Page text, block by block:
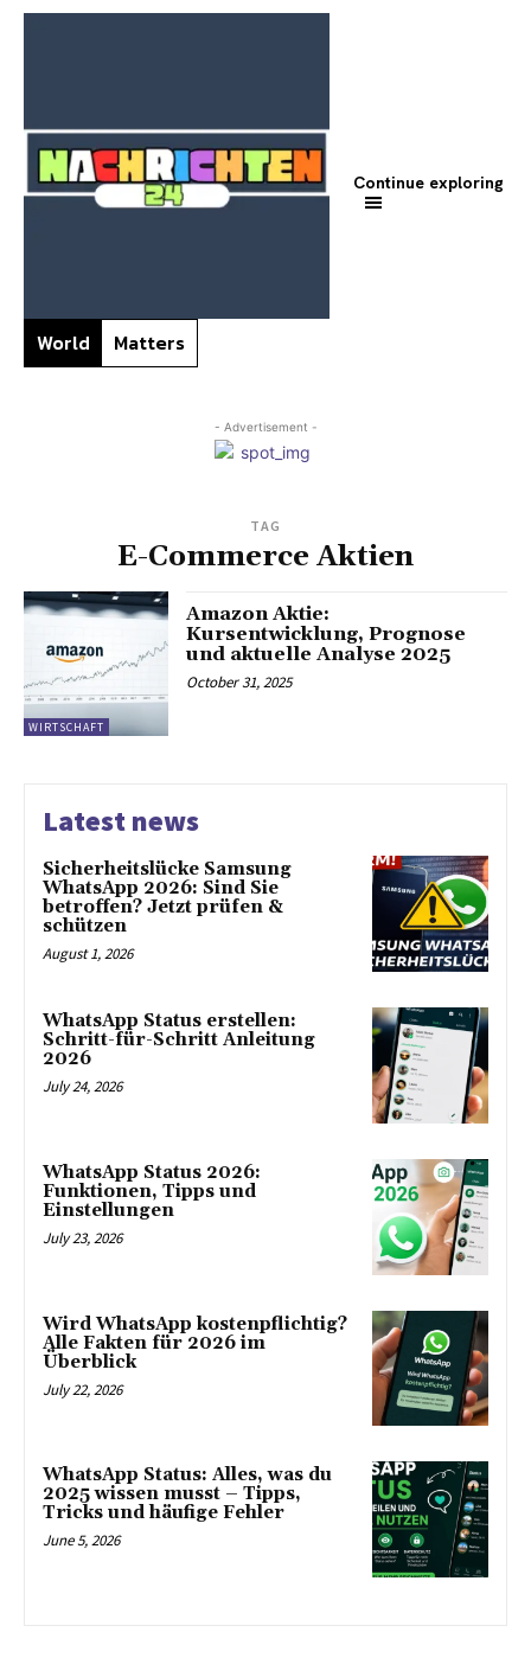
World Matters
Continue exploring
- Advertisement -
TAG
E-Commerce Aktien
WIRTSCHAFT
Amazon Aktie:
Kursentwicklung, Prognose
und aktuelle Analyse 2025
October 31, 2025
Latest news
Sicherheitslücke Samsung
WhatsApp 2026: Sind Sie
betroffen? Jetzt prüfen &
schützen
August 1, 2026
WhatsApp Status erstellen:
Schritt-für-Schritt Anleitung
2026
July 24, 2026
WhatsApp Status 2026:
Funktionen, Tipps und
Einstellungen
July 23, 2026
Wird WhatsApp kostenpflichtig?
Alle Fakten für 2026 im
Überblick
July 22, 2026
WhatsApp Status: Alles, was du
2025 wissen musst – Tipps,
Tricks und häufige Fehler
June 5, 2026